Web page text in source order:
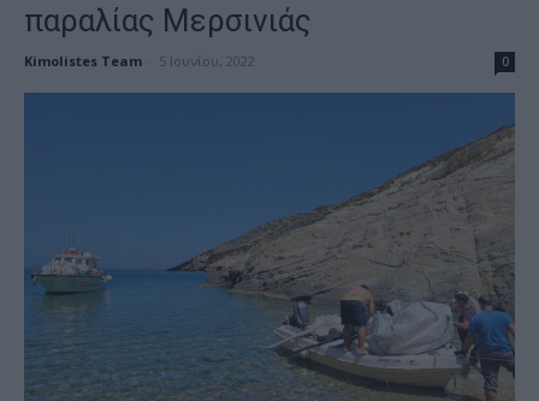
παραλίας Μερσινιάς
Kimolistes Team 5 Ιουνίου, 2022 0